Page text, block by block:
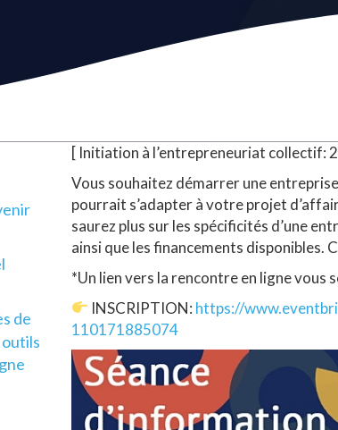
[ Initiation à l’entrepreneuriat collectif:
Vous souhaitez démarrer une
pourrait s’adapter à votre projet
saurez plus sur les spécificités d’une
ainsi que les financements disponibles.
*Un lien vers la rencontre en ligne vous
INSCRIPTION: https://
110171885074
de